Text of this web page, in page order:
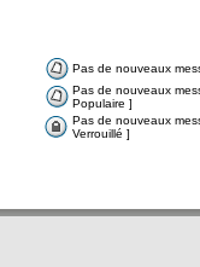
Pas de nouveaux
Pas de nouveaux
Populaire ]
Pas de nouveaux
Verrouillé ]